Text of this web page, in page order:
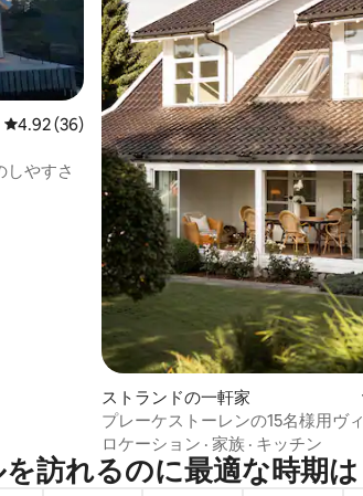
レビュー36件、5つ星中4.92つ星の平均評価
4.92 (36)
しやすさ
ストランドの一軒家
プレーケストーレンの15名様用ヴ
ットタブ、ボート、フィヨルド
ロケーション · 家族 · キッチン
訪⁠れ⁠るの⁠に最⁠適⁠な時⁠期⁠は⁠